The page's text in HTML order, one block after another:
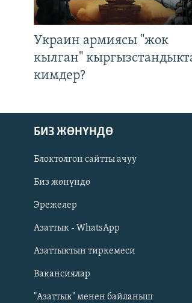
Русский
ОНЛАЙН ШЕРИНЕ
Украин армиясы "жок
кылган"
кимдер?
БИЗ ЖӨНҮНДӨ
Блоктолгон сайтты ачуу
Биз жөнүндө
Эрежелер
Азаттык - WhatsApp
Азаттыктын тиркемеси
Вакансиялар
"Азаттык" менен байланыш